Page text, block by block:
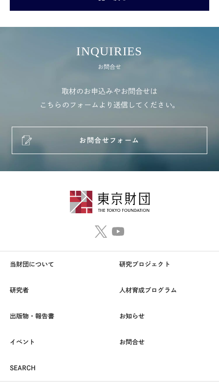
INQUIRIES
お問合せ
取材のお申込みやお問合せは
こちらのフォームより送信してください。
お問合せフォーム
当財団について 研究プロジェクト
研究者 人材育成プログラム
出版物・報告書 お知らせ
イベント お問合せ
SEARCH